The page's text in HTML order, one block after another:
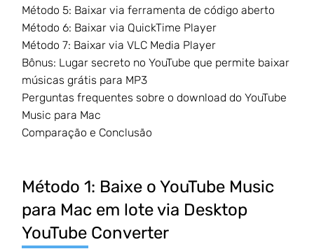
Método 5: Baixar via ferramenta de código aberto
Método 6: Baixar via QuickTime Player
Método 7: Baixar via VLC Media Player
Bônus: Lugar secreto no YouTube que permite baixar
músicas grátis para MP3
Perguntas frequentes sobre o download do YouTube
Music para Mac
Comparação e Conclusão
Método 1: Baixe o YouTube Music
para Mac em lote via Desktop
YouTube Converter